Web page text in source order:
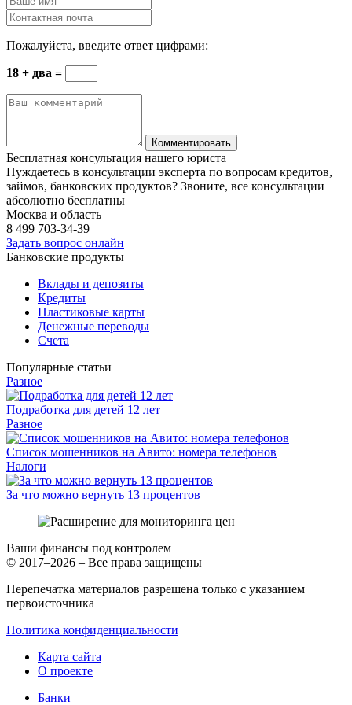
Пожалуйста, введите ответ цифрами:
18 + два =
Бесплатная консультация нашего юриста
Нуждаетесь в консультации эксперта по вопросам кредитов,
займов, банковских продуктов? Звоните, все консультации
абсолютно бесплатны
Москва и область
8 499 703-34-39
Задать вопрос онлайн
Банковские продукты
Вклады и депозиты
Кредиты
Пластиковые карты
Денежные переводы
Счета
Популярные статьи
Разное
Подработка для детей 12 лет
Разное
Список мошенников на Авито: номера телефонов
Налоги
За что можно вернуть 13 процентов
Ваши финансы под контролем
© 2017–2026 – Все права защищены
Перепечатка материалов разрешена только с указанием
первоисточника
Политика конфиденциальности
Карта сайта
О проекте
Банки